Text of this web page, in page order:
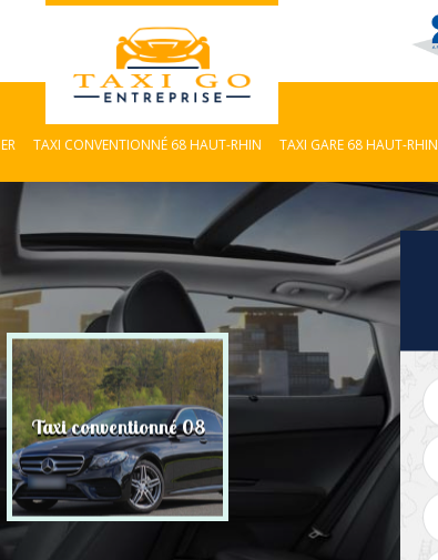
TAXI CONVENTIONNÉ 68 HAUT-RHIN TAXI GARE 68 HAUT-RHIN
Taxi conventionné 08 Taxi Gare 08